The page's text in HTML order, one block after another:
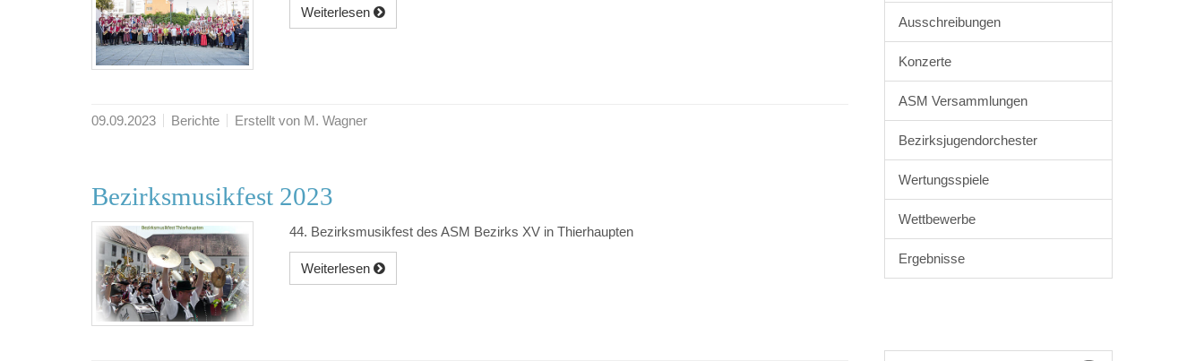
Weiterlesen
09.09.2023 Berichte Erstellt von M. Wagner
Bezirksmusikfest 2023
44. Bezirksmusikfest des ASM Bezirks XV in Thierhaupten
Weiterlesen
Ausschreibungen
Konzerte
ASM Versammlungen
Bezirksjugendorchester
Wertungsspiele
Wettbewerbe
Ergebnisse